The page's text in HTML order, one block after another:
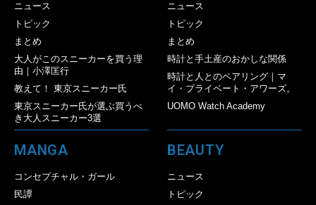
ニュース
トピック
まとめ
大人がこのスニーカーを買う理
由｜小澤匡行
教えて！ 東京スニーカー氏
東京スニーカー氏が選ぶ買うべ
き大人スニーカー3選
ニュース
トピック
まとめ
時計と手土産のおかしな関係
時計と人とのペアリング｜マ
イ・プライベート・アワーズ。
UOMO Watch Academy
MANGA
コンセプチャル・ガール
民譚
BEAUTY
ニュース
トピック